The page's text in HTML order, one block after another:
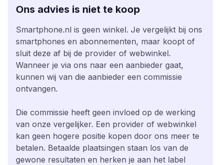
Ons advies is niet te koop
Smartphone.nl is geen winkel. Je vergelijkt bij ons
smartphones en abonnementen, maar koopt of
sluit deze af bij de provider of webwinkel.
Wanneer je via ons naar een aanbieder gaat,
kunnen wij van die aanbieder een commissie
ontvangen.
Die commissie heeft geen invloed op de werking
van onze vergelijker. Een provider of webwinkel
kan geen hogere positie kopen door ons meer te
betalen. Betaalde plaatsingen staan los van de
gewone resultaten en herken je aan het label